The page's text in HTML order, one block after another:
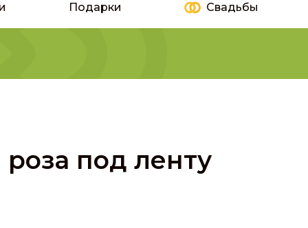
Подарки Свадьбы
роза под ленту